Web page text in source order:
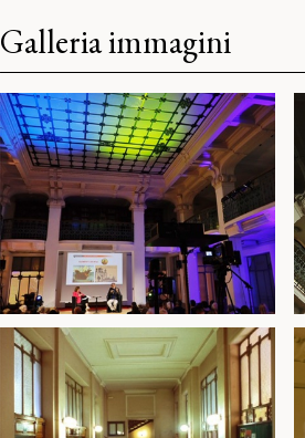
Galleria immagini
Rassegna